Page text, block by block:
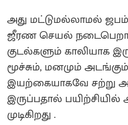
அது மட்டுமல்லாமல்
ஜீரண செயல்
குடல்களும் காலியாக
மூச்சும், மனமும்
இயற்கையாகவே சற்று
இருப்பதால்
முடிகிறது .